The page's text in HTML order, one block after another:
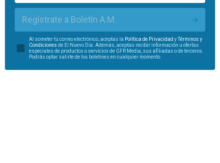
Regístrate a Boletín A.M.
Al someter tu correo electrónico, aceptas la Política de Privacidad yTérminos y
Condiciones de El Nuevo Día. Además, aceptas recibir información u ofertas
especiales de productos o servicios de GFR Media, sus afiliadas o de terceros.
Podrás optar salirte de los boletines en cualquier momento.